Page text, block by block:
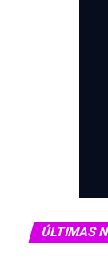
ÚLTIMAS